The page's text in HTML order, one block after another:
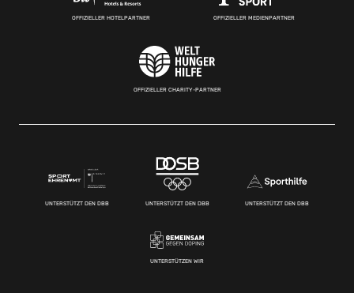
OFFIZIELLER HOTELPARTNER OFFIZIELLER MEDIENPARTNER
OFFIZIELLER CHARITY-PARTNER
UNTERSTÜTZT DEN DBB UNTERSTÜTZT DEN DBB UNTERSTÜTZT DEN DBB
UNTERSTÜTZEN WIR